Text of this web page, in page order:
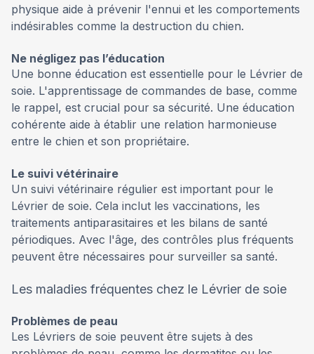
physique aide à prévenir l'ennui et les comportements
indésirables comme la destruction du chien.
Ne négligez pas l’éducation
Une bonne éducation est essentielle pour le Lévrier de
soie. L'apprentissage de commandes de base, comme
le rappel, est crucial pour sa sécurité. Une éducation
cohérente aide à établir une relation harmonieuse
entre le chien et son propriétaire.
Le suivi vétérinaire
Un suivi vétérinaire régulier est important pour le
Lévrier de soie. Cela inclut les vaccinations, les
traitements antiparasitaires et les bilans de santé
périodiques. Avec l'âge, des contrôles plus fréquents
peuvent être nécessaires pour surveiller sa santé.
Les maladies fréquentes chez le Lévrier de soie
Problèmes de peau
Les Lévriers de soie peuvent être sujets à des